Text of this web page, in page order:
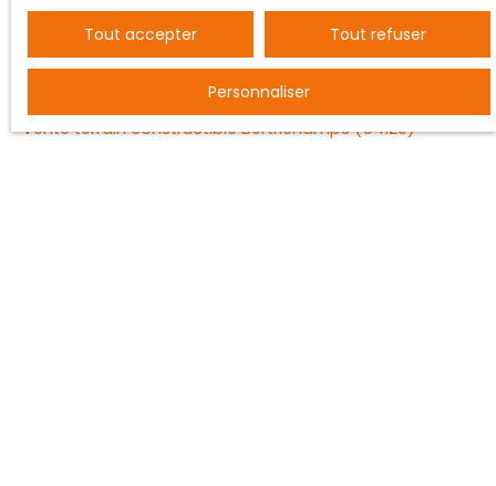
JE RECHERCHE UN BIEN
Vente entrepôt Nancy (54000)
Vente terrain constructible Bertrichamps (54120)
Tout accepter Tout refuser
Personnaliser